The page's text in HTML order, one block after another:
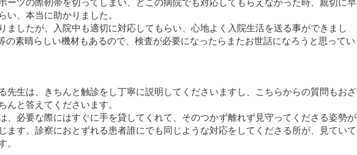
い、本当に助かりました。
ましたが、入院中も適切に対応してもらい、心地よく入院生活を送る事ができまし
の素晴らしい機材もあるので、検査が必要になったらまたお世話になろうと思ってい
先生は、きちんと触診をし丁寧に説明してくださいますし、こちらからの質問もおざ
んと答えてくださいます。
、必要な際にはすぐに手を貸してくれて、そのつかず離れず見守ってくださる姿勢が
ます。診察におとずれる患者誰にでも同じような対応をしてくださる所が、見ていて
。